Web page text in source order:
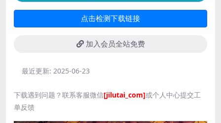
点击检测下载链接
加入会员全站免费
最近更新: 2025-06-23
下载遇到问题？联系客服微信[jilutai_com]或个人中心提交工
单反馈